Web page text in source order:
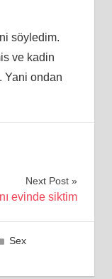
söyledim.
ve kadin
Yani ondan
Next Post
evinde siktim
Sex